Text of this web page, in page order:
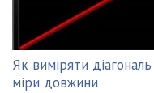
Як виміряти
міри довжини